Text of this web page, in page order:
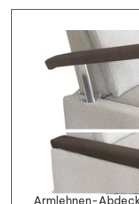
Armlehnen-